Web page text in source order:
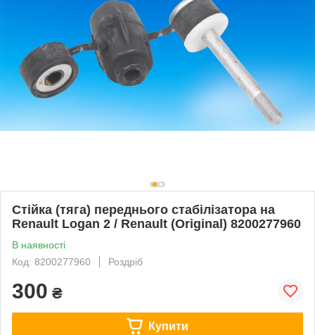
Стійка (тяга) переднього стабілізатора на
Renault Logan 2 / Renault (Original) 8200277960
В наявності
Код: 8200277960
Роздріб
300 ₴
Купити